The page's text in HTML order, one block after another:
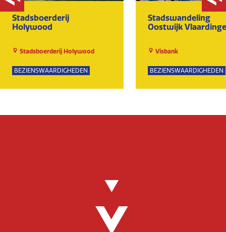
Stadsboerderij
Holywood
Stadsboerderij Holywood
BEZIENSWAARDIGHEDEN
Stadswandeling
Oostwijk
Visbank
BEZIENSWAARDIGHEDEN